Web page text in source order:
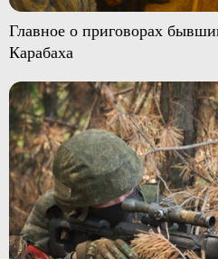
Главное о приговорах
Карабаха